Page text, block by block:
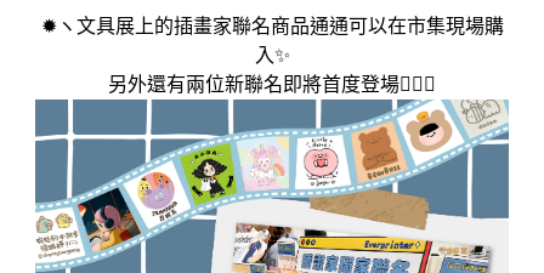
✹ヽ文具展上的插畫家聯名商品通通可以在市集現場購
入✨
另外還有兩位新聯名即將首度登場🧚🏻‍♀️